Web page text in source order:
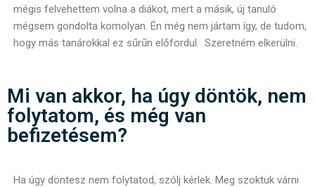
mégis felvehettem volna a diákot, mert a másik, új tanuló
mégsem gondolta komolyan. Én még nem jártam így, de tudom,
hogy más tanárokkal ez sűrűn előfordul. Szeretném elkerülni.
Mi van akkor, ha úgy döntök, nem
folytatom, és még van
befizetésem?
Ha úgy döntesz nem folytatod, szólj kérlek. Meg szoktuk várni